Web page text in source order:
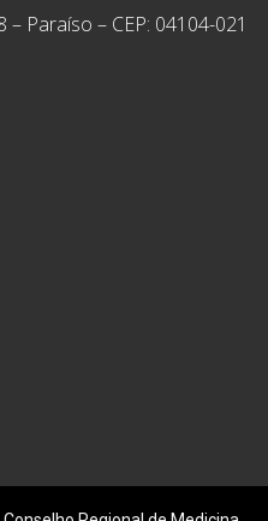
Paraíso – CEP: 04104-021